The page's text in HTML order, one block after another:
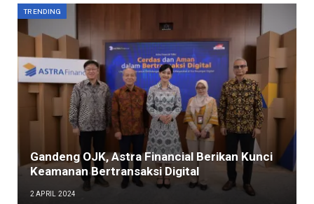
TRENDING
Gandeng OJK, Astra Financial Berikan Kunci
Keamanan Bertransaksi Digital
2 APRIL 2024